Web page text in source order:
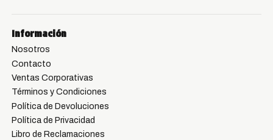
Información
Nosotros
Contacto
Ventas Corporativas
Términos y Condiciones
Política de Devoluciones
Política de Privacidad
Libro de Reclamaciones